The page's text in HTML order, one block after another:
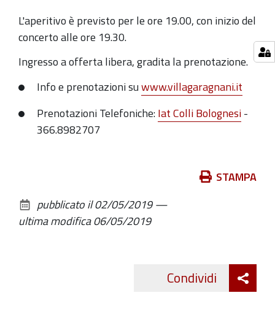
Villa
Edvige
L'aperitivo è previsto per le ore 19.00, con inizio del
concerto alle ore 19.30.
Ingresso a offerta libera, gradita la prenotazione.
Info e prenotazioni suwww.villagaragnani.it
Prenotazioni Telefoniche:Iat Colli Bolognesi-
366.8982707
documento
STAMPA
pubblicato il02/05/2019—
ultima modifica06/05/2019
Condividi